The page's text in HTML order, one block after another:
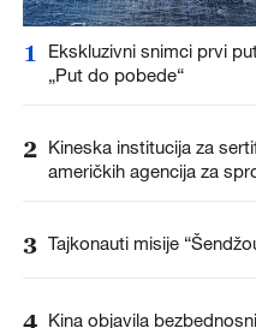
1
Ekskluzivni snimci prvi
„Put do pobede“
2 Kineska institucija za
američkih agencija za
3 Tajkonauti misije
4 Kina objavila